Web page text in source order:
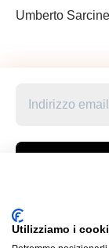
Umberto
Accetto le
newsletter
Privacy Policy –
UNIONE
Utilizziamo i